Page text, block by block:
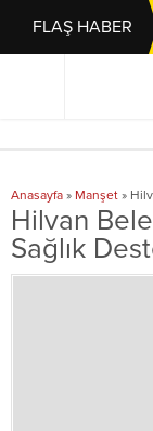
FLAŞ HABER
Anasayfa » Manşet »
Hilvan
Sağlık